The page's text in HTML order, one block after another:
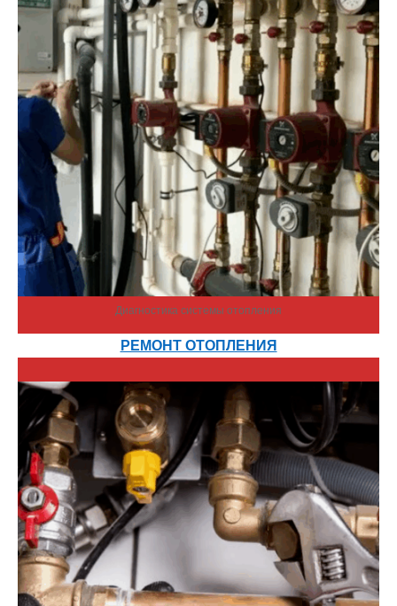
Диагностика системы отопления
РЕМОНТ ОТОПЛЕНИЯ